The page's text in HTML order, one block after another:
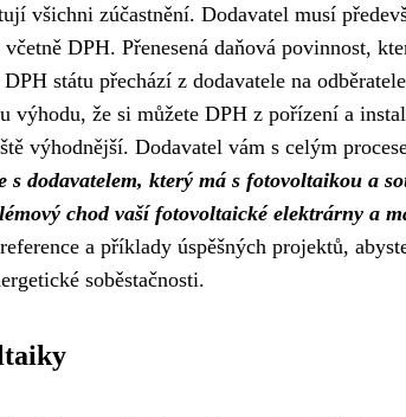
všichni zúčastnění. Dodavatel musí
DPH. Přenesená daňová povinnost,
státu přechází z dodavatele na
výhodu, že si můžete DPH z pořízení a
výhodnější. Dodavatel vám s celým
s dodavatelem, který má s fotovoltaikou a
chod vaší fotovoltaické elektrárny a
a příklady úspěšných projektů,
soběstačnosti.